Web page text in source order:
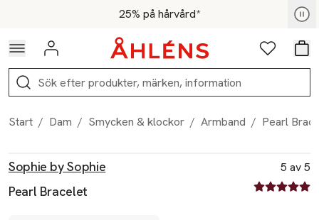
Hoppa till navigationsmenyn25% på hårvård*
För medlemmar - Shoppa nu
Logga in Favoriter
Sök
Start / Dam / Smycken & klockor / Armband / Pearl
Sophie by Sophie
Pearl Bracelet
5 av 5
5 av fem